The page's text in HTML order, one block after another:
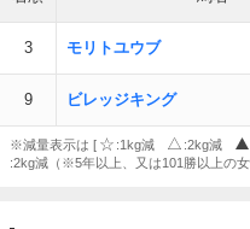
3 モリトユウブ
9 ビレッジキング
※減量表示は [ :1kg減 :2kg減
:2kg減（※5年以上、又は101勝以上の女